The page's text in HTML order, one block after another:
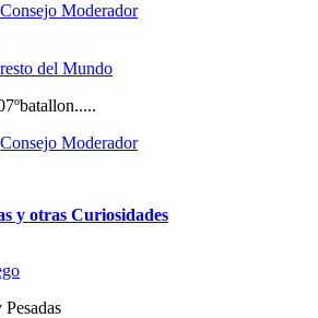
Consejo Moderador
del Mundo
Consejo Moderador
y otras Curiosidades